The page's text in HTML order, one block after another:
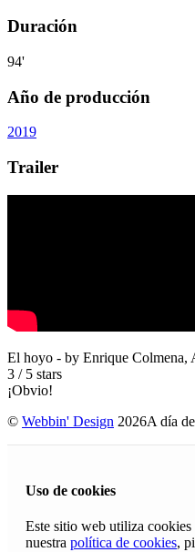
Duración
94'
Año de producción
2019
Trailer
El hoyo - by Enrique Colmena,
3 / 5 stars
¡Obvio!
© Webbin' Design 2026A día
Uso de cookies
Este sitio web utiliza cookies
nuestra política de cookies,